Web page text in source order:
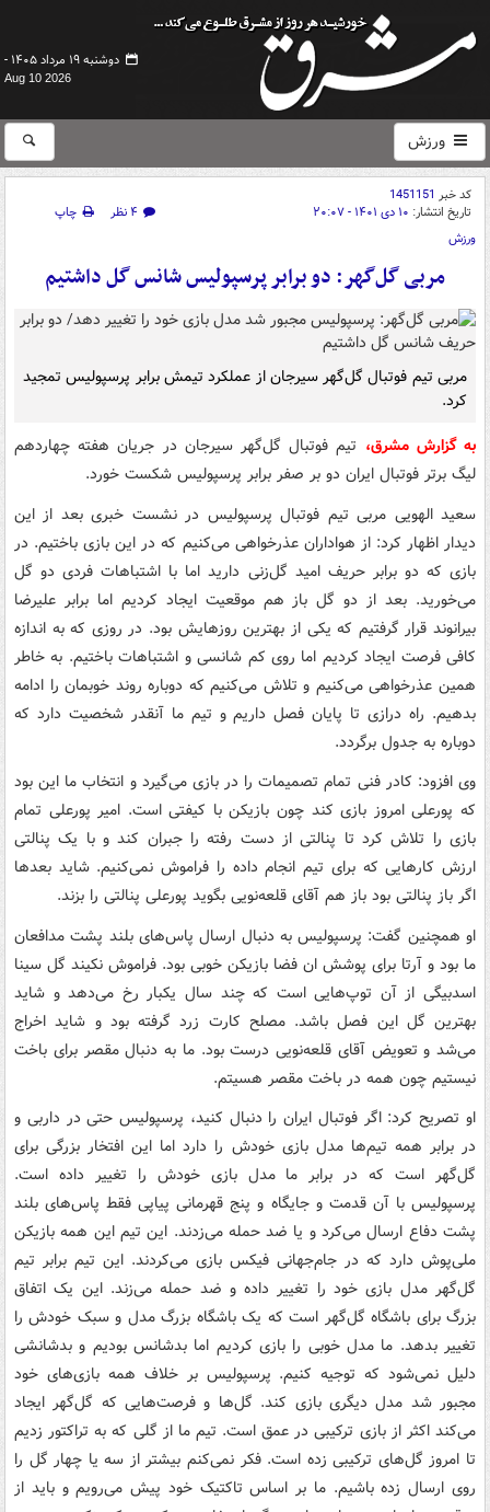
دوشنبه ۱۹ مرداد ۱۴۰۵ -
Aug 10 2026
ورزش
کد خبر 1451151
تاریخ انتشار: ۱۰ دی ۱۴۰۱ - ۲۰:۰۷ ۴ نظر
چاپ
ورزش
مربی گل‌گهر: دو برابر پرسپولیس شانس گل داشتیم
مربی تیم فوتبال گل‌گهر سیرجان از عملکرد تیمش برابر پرسپولیس تمجید
کرد.
به گزارش مشرق، تیم فوتبال گل‌گهر سیرجان در جریان هفته چهاردهم
لیگ برتر فوتبال ایران دو بر صفر برابر پرسپولیس شکست خورد.
سعید الهویی مربی تیم فوتبال پرسپولیس در نشست خبری بعد از این
دیدار اظهار کرد: از هواداران عذرخواهی می‌کنیم که در این بازی باختیم. در
بازی که دو برابر حریف امید گل‌زنی دارید اما با اشتباهات فردی دو گل
می‌خورید. بعد از دو گل باز هم موقعیت ایجاد کردیم اما برابر علیرضا
بیرانوند قرار گرفتیم که یکی از بهترین روزهایش بود. در روزی که به اندازه
کافی فرصت ایجاد کردیم اما روی کم شانسی و اشتباهات باختیم. به خاطر
همین عذرخواهی می‌کنیم و تلاش می‌کنیم که دوباره روند خوبمان را ادامه
بدهیم. راه درازی تا پایان فصل داریم و تیم ما آنقدر شخصیت دارد که
دوباره به جدول برگردد.
وی افزود: کادر فنی تمام تصمیمات را در بازی می‌گیرد و انتخاب ما این بود
که پورعلی امروز بازی کند چون بازیکن با کیفتی است. امیر پورعلی تمام
بازی را تلاش کرد تا پنالتی از دست رفته را جبران کند و با یک پنالتی
ارزش کارهایی که برای تیم انجام داده را فراموش نمی‌کنیم. شاید بعدها
اگر باز پنالتی بود باز هم آقای قلعه‌نویی بگوید پورعلی پنالتی را بزند.
او همچنین گفت: پرسپولیس به دنبال ارسال پاس‌های بلند پشت مدافعان
ما بود و آرتا برای پوشش ان فضا بازیکن خوبی بود. فراموش نکیند گل سینا
اسدبیگی از آن توپ‌هایی است که چند سال یکبار رخ می‌دهد و شاید
بهترین گل این فصل باشد. مصلح کارت زرد گرفته بود و شاید اخراج
می‌شد و تعویض آقای قلعه‌نویی درست بود. ما به دنبال مقصر برای باخت
نیستیم چون همه در باخت مقصر هسیتم.
او تصریح کرد: اگر فوتبال ایران را دنبال کنید، پرسپولیس حتی در داربی و
در برابر همه تیم‌ها مدل بازی خودش را دارد اما این افتخار بزرگی برای
گل‌گهر است که در برابر ما مدل بازی خودش را تغییر داده است.
پرسپولیس با آن قدمت و جایگاه و پنج قهرمانی پیاپی فقط پاس‌های بلند
پشت دفاع ارسال می‌کرد و یا ضد حمله می‌زدند. این تیم این همه بازیکن
ملی‌پوش دارد که در جام‌جهانی فیکس بازی می‌کردند. این تیم برابر تیم
گل‌گهر مدل بازی خود را تغییر داده و ضد حمله می‌زند. این یک اتفاق
بزرگ برای باشگاه گل‌گهر است که یک باشگاه بزرگ مدل و سبک خودش را
تغییر بدهد. ما مدل خوبی را بازی کردیم اما بدشانس بودیم و بدشانشی
دلیل نمی‌شود که توجیه کنیم. پرسپولیس بر خلاف همه بازی‌های خود
مجبور شد مدل دیگری بازی کند. گل‌ها و فرصت‌هایی که گل‌گهر ایجاد
می‌کند اکثر از بازی ترکیبی در عمق است. تیم ما از گلی که به تراکتور زدیم
تا امروز گل‌های ترکیبی زده است. فکر نمی‌کنم بیشتر از سه یا چهار گل را
روی ارسال زده باشیم. ما بر اساس تاکتیک خود پیش می‌رویم و باید از